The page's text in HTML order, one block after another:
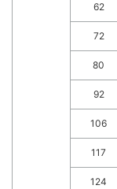
62
72
80
92
106
117
124